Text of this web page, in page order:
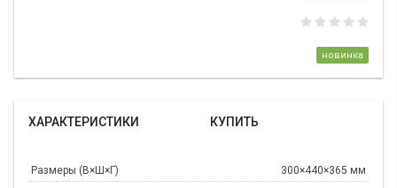
новинка
ХАРАКТЕРИСТИКИ КУПИТЬ
Размеры (В×Ш×Г) 300×440×365 мм